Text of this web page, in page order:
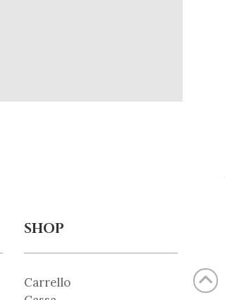
SHOP
Carrello